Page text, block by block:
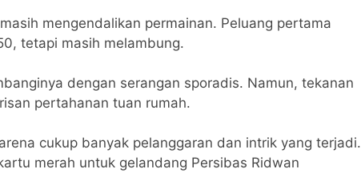
mengendalikan permainan. Peluang pertama
tetapi masih melambung.
dengan serangan sporadis. Namun, tekanan
pertahanan tuan rumah.
cukup banyak pelanggaran dan intrik yang terjadi.
merah untuk gelandang Persibas Ridwan